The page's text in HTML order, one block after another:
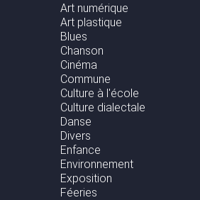
Art numérique
Art plastique
Blues
Chanson
Cinéma
Commune
Culture à l'école
Culture dialectale
Danse
Divers
Enfance
Environnement
Exposition
Féeries